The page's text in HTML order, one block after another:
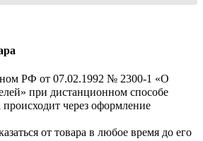
РФ от 07.02.1992 № 2300-1 «О
при дистанционном способе
через оформление
от товара в любое время до его